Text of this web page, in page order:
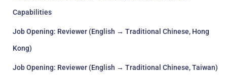
Capabilities
Job Opening: Reviewer (English → Traditional Chinese, Hong
Kong)
Job Opening: Reviewer (English → Traditional Chinese, Taiwan)